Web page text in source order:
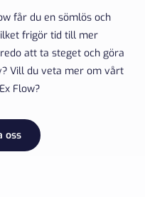
får du en sömlös och
frigör tid till mer
att ta steget och göra
Vill du veta mer om vårt
Flow?
oss